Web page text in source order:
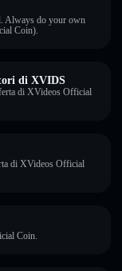
Always do your own
Coin).
di XVIDS
di XVideos Official
di XVideos Official
Coin.